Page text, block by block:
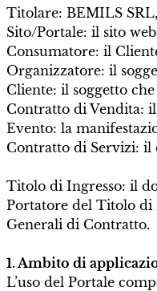
Titolare: BEMILS
Sito/Portale: il sito
Consumatore: il
Organizzatore: il
Cliente: il soggetto
Contratto di Vendita:
Evento: la
Contratto di Servizi: il
Titolo di Ingresso: il
Portatore del Titolo di
Generali di Contratto.
1. Ambito di
L’uso del Portale